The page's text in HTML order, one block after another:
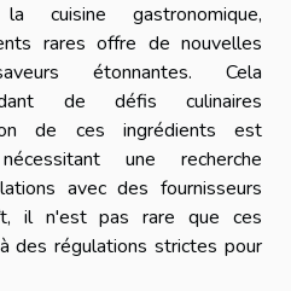
cuisine gastronomique,
rares offre de nouvelles
étonnantes. Cela
de défis culinaires
de ces ingrédients est
une recherche
avec des fournisseurs
il n'est pas rare que ces
des régulations strictes pour